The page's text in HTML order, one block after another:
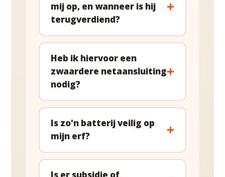
mij op, en wanneer is hij
terugverdiend?
Heb ik hiervoor een
zwaardere netaansluiting
nodig?
Is zo'n batterij veilig op
mijn erf?